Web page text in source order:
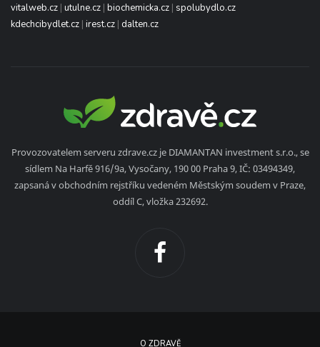
vitalweb.cz | utulne.cz | biochemicka.cz | spolubydlo.cz
kdechcibydlet.cz | irest.cz | dalten.cz
Provozovatelem serveru zdrave.cz je DIAMANTAN investment s.r.o., se
sídlem Na Harfě 916/9a, Vysočany, 190 00 Praha 9, IČ: 03494349,
zapsaná v obchodním rejstříku vedeném Městským soudem v Praze,
oddíl C, vložka 232692.
O ZDRAVĚ